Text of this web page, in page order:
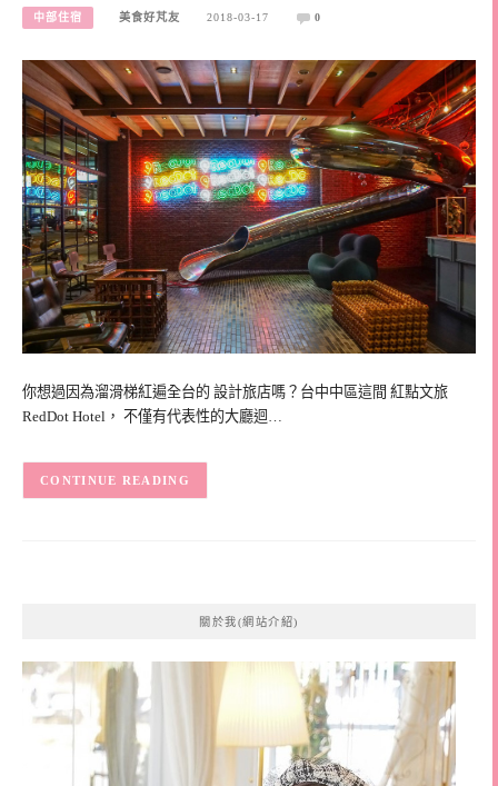
中部住宿 美食好芃友 2018-03-17 0
你想過因為溜滑梯紅遍全台的 設計旅店嗎？台中中區這間 紅點文旅
RedDot Hotel， 不僅有代表性的大廳迴…
CONTINUE READING
關於我(網站介紹)